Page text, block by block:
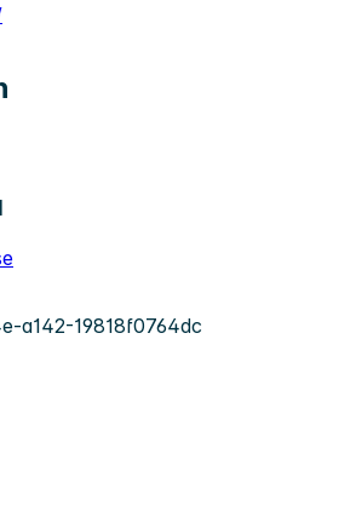
a142-19818f0764dc